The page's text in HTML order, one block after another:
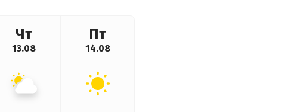
Чт
13.08
Пт
14.08